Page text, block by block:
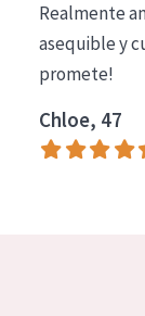
Limpieza
COLECCIÓN
Essentials
Lift+
Realmente
asequible y
promete!
Chloe, 47